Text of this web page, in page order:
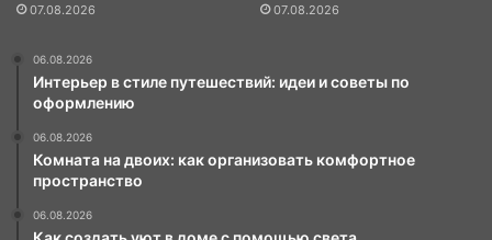
07.08.2026 07.08.2026
06.08.2026
Интерьер в стиле путешествий: идеи и советы по
оформлению
06.08.2026
Комната на двоих: как организовать комфортное
пространство
06.08.2026